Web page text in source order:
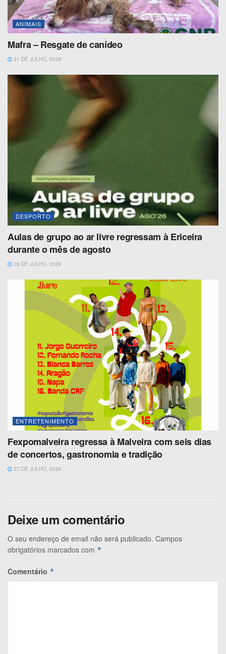
ANIMAIS
Mafra – Resgate de canídeo
31 DE JULHO, 2026
DESPORTO
Aulas de grupo ao ar livre regressam à Ericeira
durante o mês de agosto
28 DE JULHO, 2026
ENTRETENIMENTO
Fexpomalveira regressa à Malveira com seis dias
de concertos, gastronomia e tradição
27 DE JULHO, 2026
Deixe um comentário
O seu endereço de email não será publicado. Campos
obrigatórios marcados com *
Comentário *